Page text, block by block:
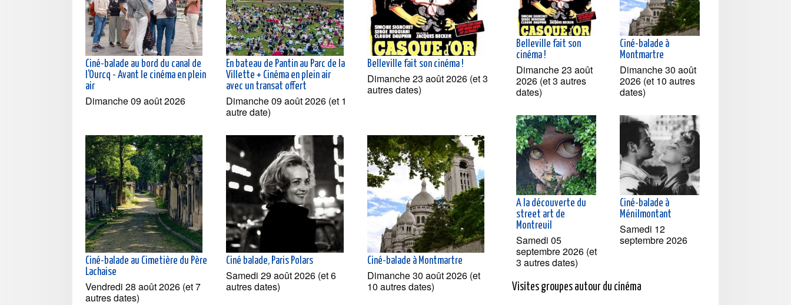
Ciné-balade au bord du canal de
l'Ourcq - Avant le cinéma en plein
air
Dimanche 09 août 2026
En bateau de Pantin au Parc de la
Villette + Cinéma en plein air
avec un transat offert
Dimanche 09 août 2026 (et 1
autre date)
Belleville fait son cinéma !
Dimanche 23 août 2026 (et 3
autres dates)
Ciné-balade au Cimetière du Père
Lachaise
Vendredi 28 août 2026 (et 7
autres dates)
Ciné balade, Paris Polars
Samedi 29 août 2026 (et 6
autres dates)
Ciné-balade à Montmartre
Dimanche 30 août 2026 (et
10 autres dates)
Belleville fait son
cinéma !
Dimanche 23 août
2026 (et 3 autres
dates)
Ciné-balade à
Montmartre
Dimanche 30 août
2026 (et 10 autres
dates)
A la découverte du
street art de
Montreuil
Samedi 05
septembre 2026 (et
3 autres dates)
Ciné-balade à
Ménilmontant
Samedi 12
septembre 2026
Visites groupes autour du cinéma